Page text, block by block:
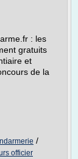
: les
gratuits
et
de la
/
officier